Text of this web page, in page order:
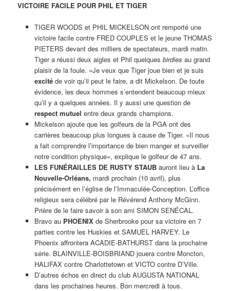
VICTOIRE FACILE POUR PHIL ET TIGER
TIGER WOODS et PHIL MICKELSON ont remporté une
victoire facile contre FRED COUPLES et le jeune THOMAS
PIETERS devant des milliers de spectateurs, mardi matin.
Tiger a réussi deux aigles et Phil quelques birdies au grand
plaisir de la foule. «Je veux que Tiger joue bien et je suis
excitéde voir qu’il peut le faire, a dit Mickelson. De toute
évidence, les deux hommes s’entendent beaucoup mieux
qu’il y a quelques années. Il y aussi une question de
respect mutuel entre deux grands champions.
Mickelson ajoute que les golfeurs de la PGA ont des
carrières beaucoup plus longues à cause de Tiger. «Il nous
a fait comprendre l’importance de bien manger et surveiller
notre condition physique», explique le golfeur de 47 ans.
LES FUNÉRAILLES DE RUSTY STAUB auront lieu à La
Nouvelle-Orléans, mardi prochain (10 avril), plus
précisément en l’église de l’Immaculée-Conception. L’office
religieux sera célébré par le Révérend Anthony McGinn.
Prière de le faire savoir à son ami SIMON SENÉCAL.
Bravo au PHOENIX de Sherbrooke pour sa victoire en 7
parties contre les Huskies et SAMUEL HARVEY. Le
Phoenix affrontera ACADIE-BATHURST dans la prochaine
série. BLAINVILLE-BOISBRIAND jouera contre Moncton,
HALIFAX contre Charlottetown et VICTO contre D’Ville.
D’autres échos en direct du club AUGUSTA NATIONAL
dans les prochaines heures. Bon mercredi à tous.